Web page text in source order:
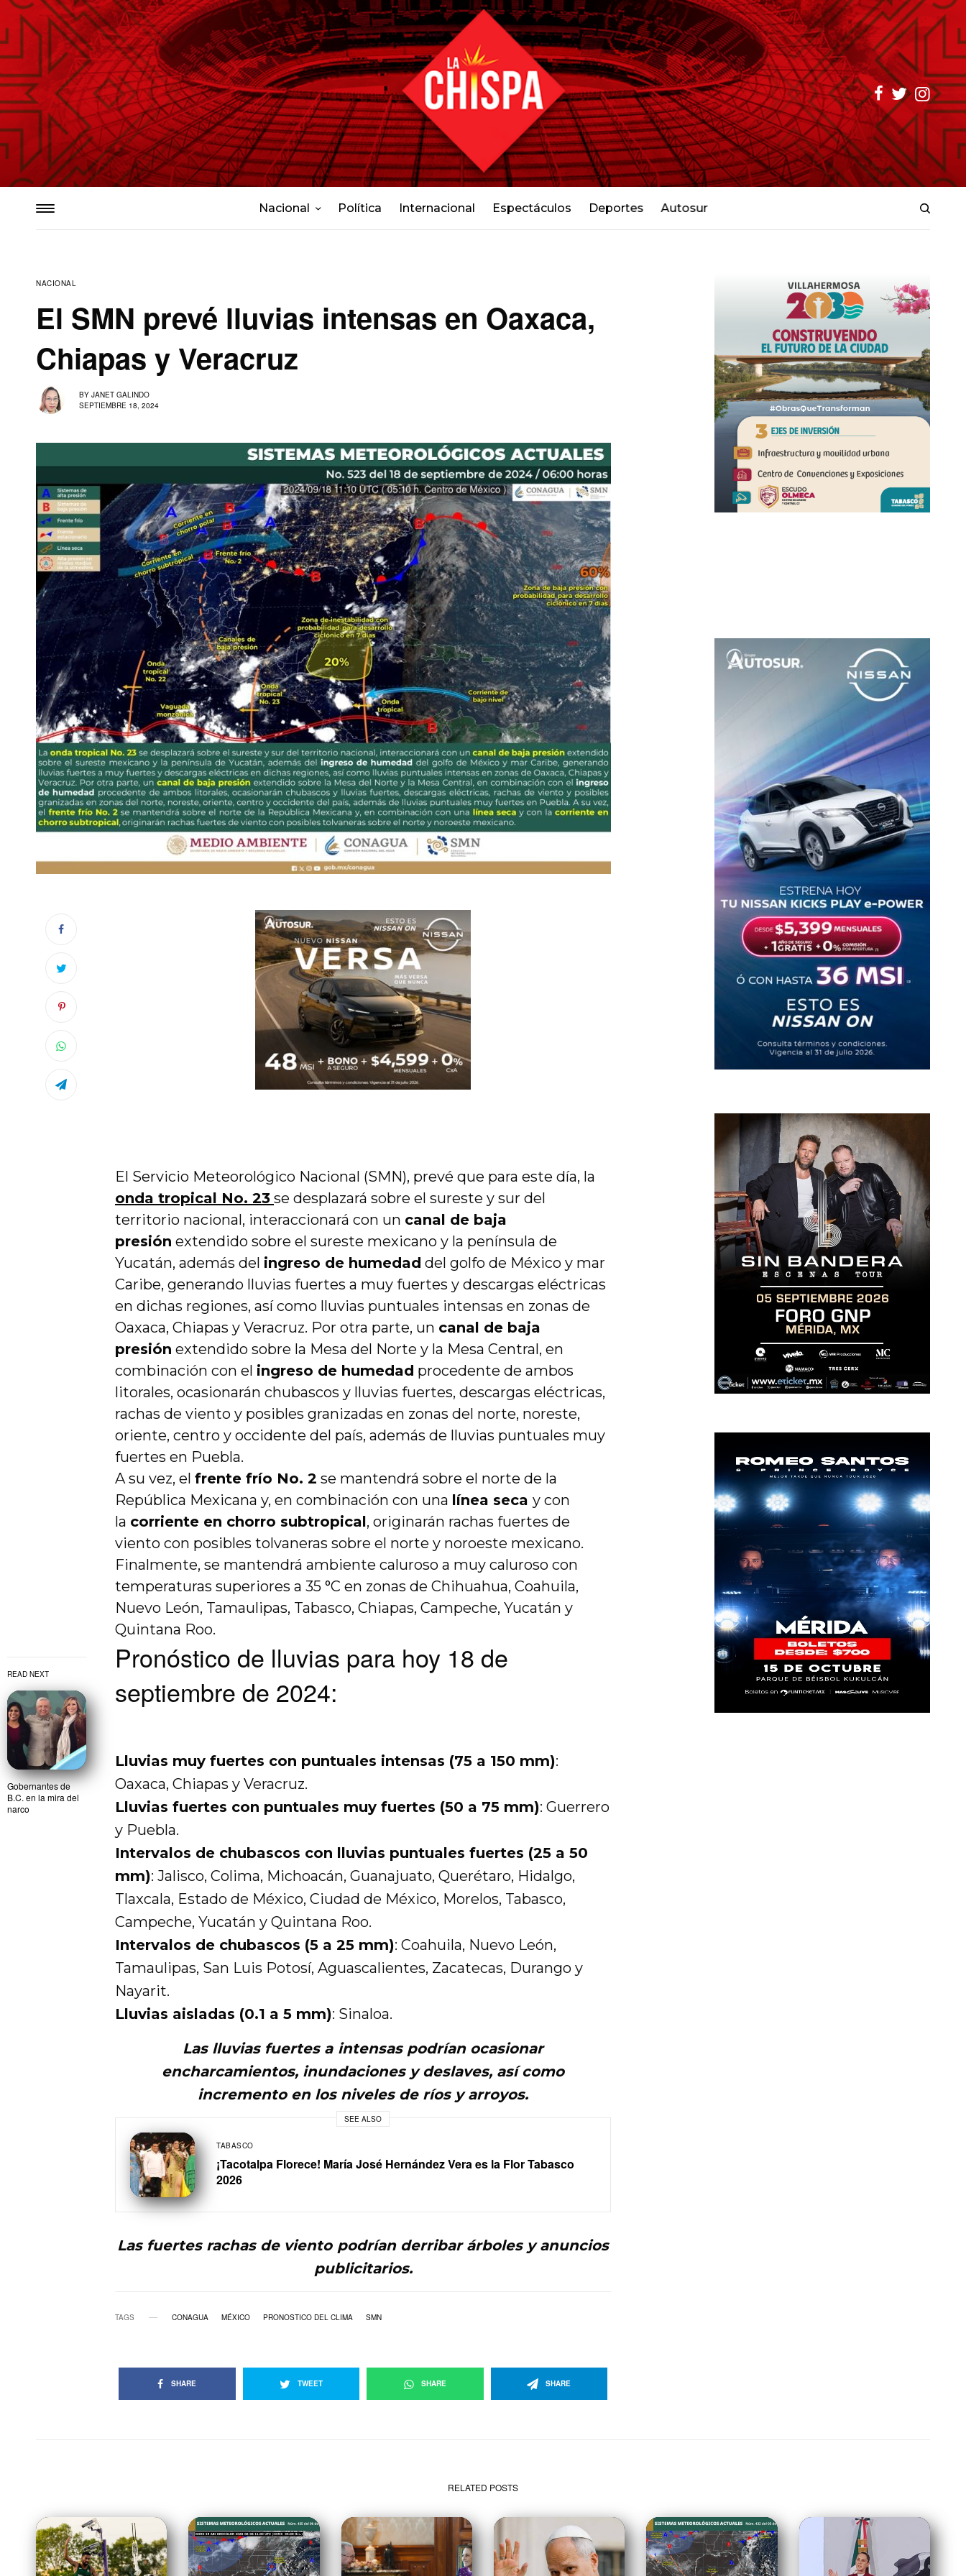
Nacional Política Internacional Espectáculos Deportes Autosur
NACIONAL
El SMN prevé lluvias intensas en Oaxaca,
Chiapas y Veracruz
BY JANET GALINDO
SEPTIEMBRE 18, 2024
READ NEXT
Gobernantes de
B.C. en la mira del
narco
El Servicio Meteorológico Nacional (SMN), prevé que para este día, la
onda tropical No. 23 se desplazará sobre el sureste y sur del
territorio nacional, interaccionará con un canal de baja
presión extendido sobre el sureste mexicano y la península de
Yucatán, además del ingreso de humedad del golfo de México y mar
Caribe, generando lluvias fuertes a muy fuertes y descargas eléctricas
en dichas regiones, así como lluvias puntuales intensas en zonas de
Oaxaca, Chiapas y Veracruz. Por otra parte, un canal de baja
presión extendido sobre la Mesa del Norte y la Mesa Central, en
combinación con el ingreso de humedad procedente de ambos
litorales, ocasionarán chubascos y lluvias fuertes, descargas eléctricas,
rachas de viento y posibles granizadas en zonas del norte, noreste,
oriente, centro y occidente del país, además de lluvias puntuales muy
fuertes en Puebla.
A su vez, el frente frío No. 2 se mantendrá sobre el norte de la
República Mexicana y, en combinación con una línea seca y con
la corriente en chorro subtropical, originarán rachas fuertes de
viento con posibles tolvaneras sobre el norte y noroeste mexicano.
Finalmente, se mantendrá ambiente caluroso a muy caluroso con
temperaturas superiores a 35 °C en zonas de Chihuahua, Coahuila,
Nuevo León, Tamaulipas, Tabasco, Chiapas, Campeche, Yucatán y
Quintana Roo.
Pronóstico de lluvias para hoy 18 de
septiembre de 2024:
Lluvias muy fuertes con puntuales intensas (75 a 150 mm):
Oaxaca, Chiapas y Veracruz.
Lluvias fuertes con puntuales muy fuertes (50 a 75 mm): Guerrero
y Puebla.
Intervalos de chubascos con lluvias puntuales fuertes (25 a 50
mm): Jalisco, Colima, Michoacán, Guanajuato, Querétaro, Hidalgo,
Tlaxcala, Estado de México, Ciudad de México, Morelos, Tabasco,
Campeche, Yucatán y Quintana Roo.
Intervalos de chubascos (5 a 25 mm): Coahuila, Nuevo León,
Tamaulipas, San Luis Potosí, Aguascalientes, Zacatecas, Durango y
Nayarit.
Lluvias aisladas (0.1 a 5 mm): Sinaloa.
Las lluvias fuertes a intensas podrían ocasionar
encharcamientos, inundaciones y deslaves, así como
incremento en los niveles de ríos y arroyos.
SEE ALSO
TABASCO
¡Tacotalpa Florece! María José Hernández Vera es la Flor Tabasco
2026
Las fuertes rachas de viento podrían derribar árboles y anuncios
publicitarios.
TAGS CONAGUA MÉXICO PRONOSTICO DEL CLIMA SMN
SHARE TWEET SHARE SHARE
RELATED POSTS